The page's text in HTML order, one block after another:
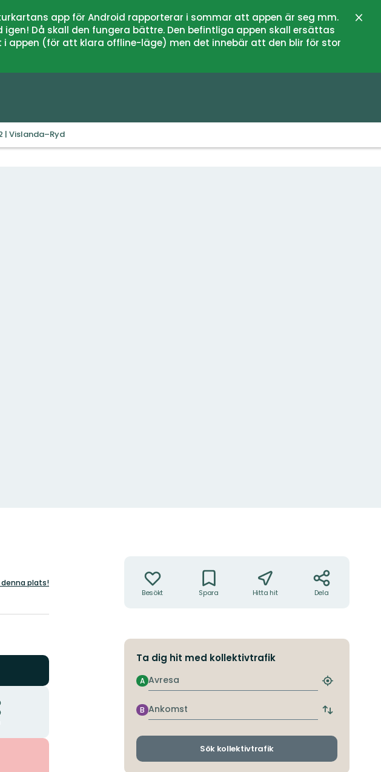
app för Android rapporterar i sommar att appen är seg mm.
Då skall den fungera bättre. Den befintliga appen skall ersättas
appen (för att klara offline-läge) men det innebär att den blir för stor
| Vislanda–Ryd
plats!
Besökt Spara Hitta hit Dela
Ta dig hit med kollektivtrafik
Avresa
A
Hitta
hållplats
Ankomst
B
Byt
och
Sök kollektivtrafik